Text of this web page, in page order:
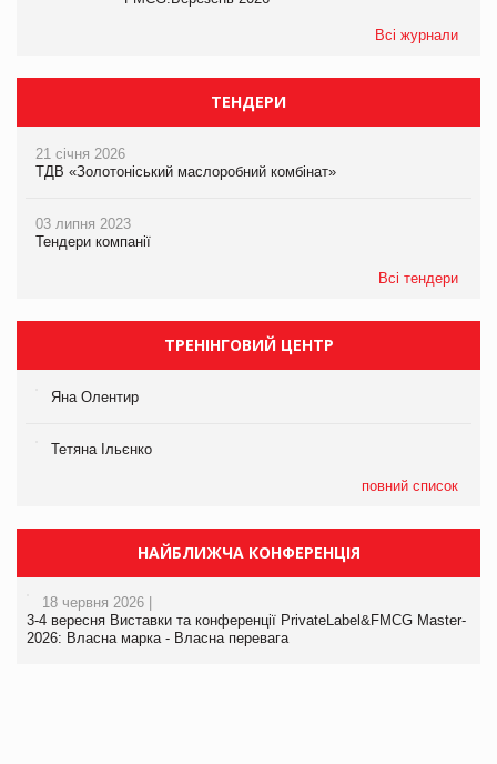
Всі журнали
ТЕНДЕРИ
21 січня 2026
ТДВ «Золотоніський маслоробний комбінат»
03 липня 2023
Тендери компанії
Всі тендери
ТРЕНІНГОВИЙ ЦЕНТР
Яна Олентир
Тетяна Ільєнко
повний список
НАЙБЛИЖЧА КОНФЕРЕНЦІЯ
18 червня 2026 |
3-4 вересня Виставки та конференції PrivateLabel&FMCG Master-
2026: Власна марка - Власна перевага